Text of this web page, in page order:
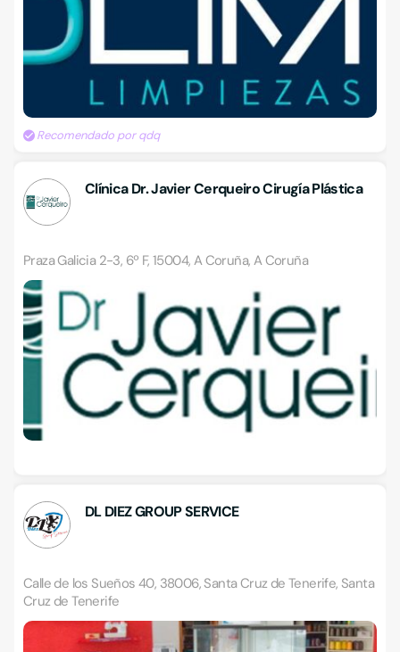
Recomendado por qdq
Clínica Dr. Javier Cerqueiro Cirugía Plástica
Praza Galicia 2-3, 6º F, 15004, A Coruña, A Coruña
DL DIEZ GROUP SERVICE
Calle de los Sueños 40, 38006, Santa Cruz de Tenerife, Santa
Cruz de Tenerife